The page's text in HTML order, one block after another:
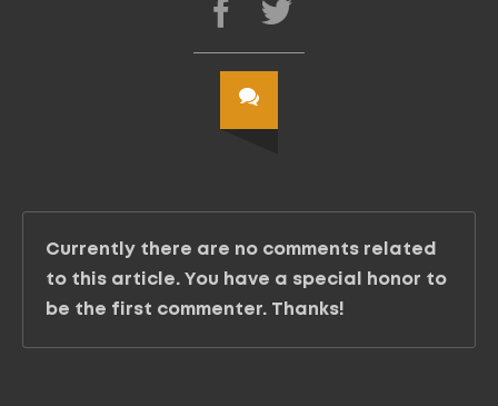
Currently there are no comments related
to this article. You have a special honor to
be the first commenter. Thanks!